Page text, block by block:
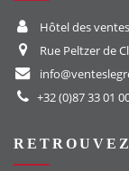
Hôtel des
Rue Peltzer de
+32 (0)87 33 01